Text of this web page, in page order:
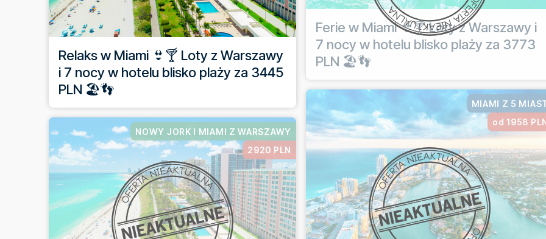
Relaks w Miami 👙🍸 Loty z Warszawy
i 7 nocy w hotelu blisko plaży za 3445
PLN 🏖️👣
Ferie w Miami 👙🍸 Loty z Warszawy i
7 nocy w hotelu blisko plaży za 3773
PLN 🏖️👣
NOWY JORK I MIAMI Z WARSZAWY
2920 PLN
MIAMI Z 5
od 1958